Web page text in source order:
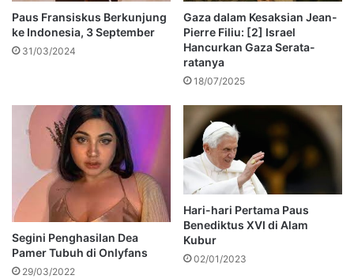
Paus Fransiskus Berkunjung
ke Indonesia, 3 September
31/03/2024
Gaza dalam Kesaksian Jean-
Pierre Filiu: [2] Israel
Hancurkan Gaza Serata-
ratanya
18/07/2025
Segini Penghasilan Dea
Pamer Tubuh di Onlyfans
29/03/2022
Hari-hari Pertama Paus
Benediktus XVI di Alam
Kubur
02/01/2023